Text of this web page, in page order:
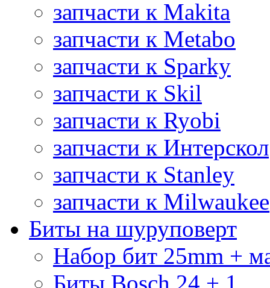
запчасти к Makita
запчасти к Metabo
запчасти к Sparky
запчасти к Skil
запчасти к Ryobi
запчасти к Интерскол
запчасти к Stanley
запчасти к Milwaukee
Биты на шуруповерт
Набор бит 25mm +
Биты Bosch 24 + 1